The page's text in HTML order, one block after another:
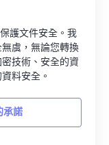
護文件安全。我
虞，無論您轉換
技術、安全的資
料安全。
承諾